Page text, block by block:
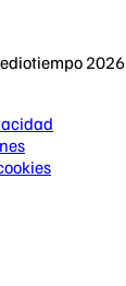
2026